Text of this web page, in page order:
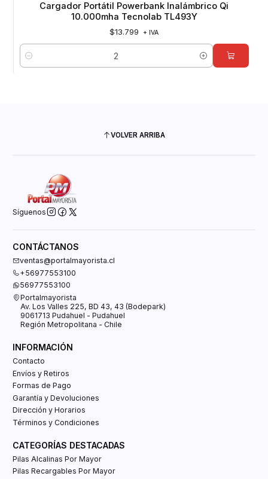
Cargador Portátil Powerbank Inalámbrico Qi
10.000mha Tecnolab TL493Y
$13.799 + IVA
Cantidad
VOLVER ARRIBA
Síguenos
CONTÁCTANOS
ventas@portalmayorista.cl
+56977553100
56977553100
Portalmayorista
Av. Los Valles 225, BD 43, 43 (Bodepark)
9061713 Pudahuel - Pudahuel
Región Metropolitana - Chile
INFORMACIÓN
Contacto
Envíos y Retiros
Formas de Pago
Garantía y Devoluciones
Dirección y Horarios
Términos y Condiciones
CATEGORÍAS DESTACADAS
Pilas Alcalinas Por Mayor
Pilas Recargables Por Mayor